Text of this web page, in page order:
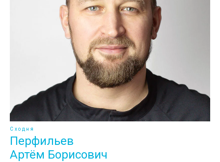
Сходня
Перфильев
Артём Борисович